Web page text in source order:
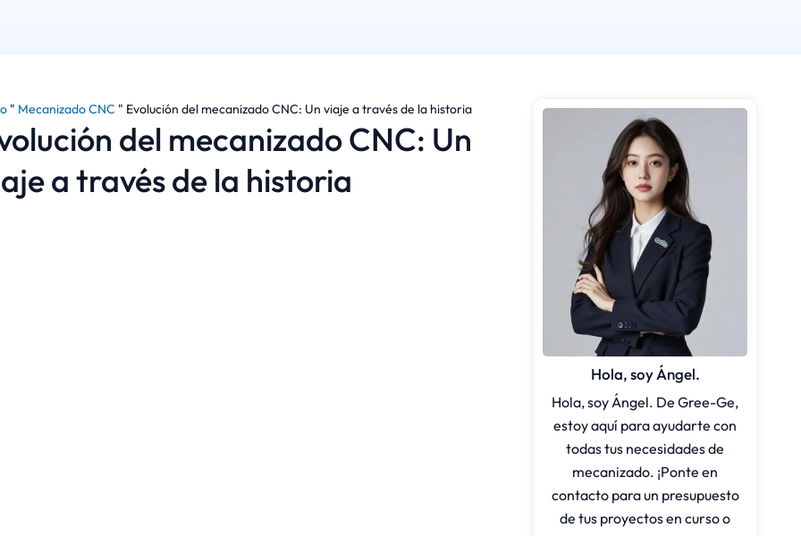
" Mecanizado CNC " Evolución del mecanizado CNC: Un viaje a través de la historia
del mecanizado CNC: Un
a través de la historia
Hola, soy Ángel.
Hola, soy Ángel. De Gree-Ge,
estoy aquí para ayudarte con
todas tus necesidades de
mecanizado. ¡Ponte en
contacto para un presupuesto
de tus proyectos en curso o